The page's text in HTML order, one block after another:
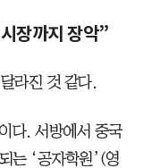
장까지 장악”
라진 것 같다.
다. 서방에서 중국
는 ‘공자학원’(영